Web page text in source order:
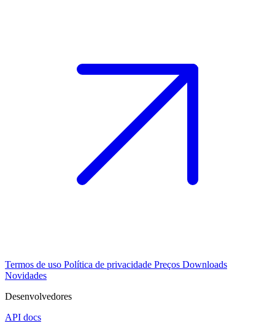
Termos de uso Política de privacidade Preços Downloads
Novidades
Desenvolvedores
API docs